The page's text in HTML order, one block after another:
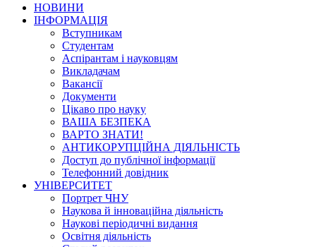
НОВИНИ
ІНФОРМАЦІЯ
Вступникам
Студентам
Аспірантам і науковцям
Викладачам
Вакансії
Документи
Цікаво про науку
ВАША БЕЗПЕКА
ВАРТО ЗНАТИ!
АНТИКОРУПЦІЙНА ДІЯЛЬНІСТЬ
Доступ до публічної інформації
Телефонний довідник
УНІВЕРСИТЕТ
Портрет ЧНУ
Наукова й інноваційна діяльність
Наукові періодичні видання
Освітня діяльність